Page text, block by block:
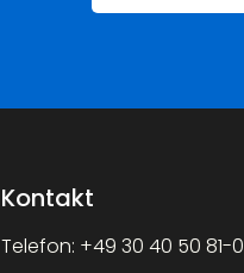
Kontakt
Telefon: +49 30 40 50 81-0